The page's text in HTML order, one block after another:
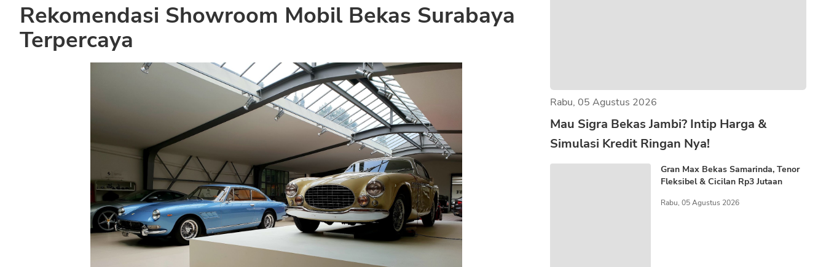
Rekomendasi Showroom Mobil Bekas Surabaya
Terpercaya
Rabu, 05 Agustus 2026
Mau Sigra Bekas Jambi? Intip Harga &
Simulasi Kredit Ringan Nya!
Gran Max Bekas Samarinda, Tenor
Fleksibel & Cicilan Rp3 Jutaan
Rabu, 05 Agustus 2026